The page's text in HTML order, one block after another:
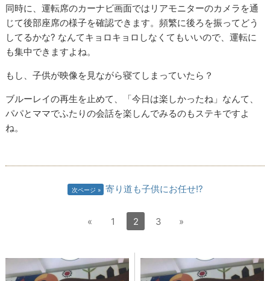
同時に、運転席のカーナビ画面ではリアモニターのカメラを通
じて後部座席の様子を確認できます。頻繁に後ろを振ってどう
してるかな? なんてキョロキョロしなくてもいいので、運転に
も集中できますよね。
もし、子供が映像を見ながら寝てしまっていたら？
ブルーレイの再生を止めて、「今日は楽しかったね」なんて、
パパとママでふたりの会話を楽しんでみるのもステキですよ
ね。
次ページ 寄り道も子供にお任せ!?
« 1 2 3 »